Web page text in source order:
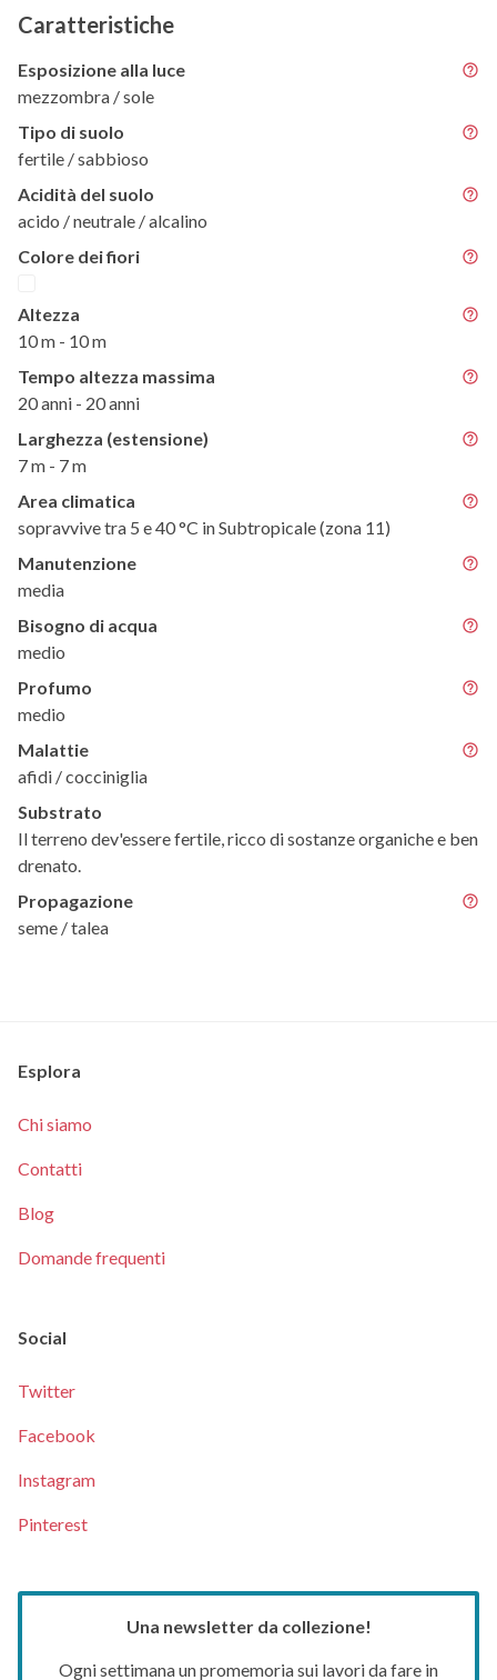
Caratteristiche
Esposizione alla luce
mezzombra / sole
Tipo di suolo
fertile / sabbioso
Acidità del suolo
acido / neutrale / alcalino
Colore dei fiori
Altezza
10 m - 10 m
Tempo altezza massima
20 anni - 20 anni
Larghezza (estensione)
7 m - 7 m
Area climatica
sopravvive tra 5 e 40 °C in Subtropicale (zona 11)
Manutenzione
media
Bisogno di acqua
medio
Profumo
medio
Malattie
afidi / cocciniglia
Substrato
Il terreno dev'essere fertile, ricco di sostanze organiche e ben
drenato.
Propagazione
seme / talea
Esplora
Chi siamo
Contatti
Blog
Domande frequenti
Social
Twitter
Facebook
Instagram
Pinterest
Una newsletter da collezione!
Ogni settimana un promemoria sui lavori da fare in